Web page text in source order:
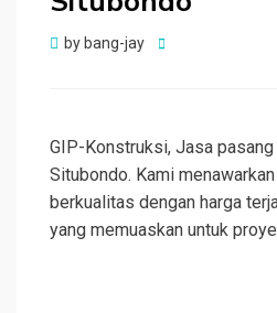
by bang-jay
Posted
GIP-Konstruksi, Jasa
Situbondo. Kami
berkualitas dengan harga
yang memuaskan untuk